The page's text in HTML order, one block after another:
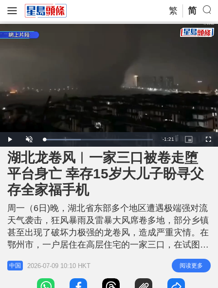
繁 简
P
l
a
y
U
n
m
u
L
o
a
d
e
d
.
9
R
e
m
n
n
-1:21
P
i
c
t
u
r
e
-
c
t
r
e
F
u
湖北龙卷风︱一家三口被卷走堕
平台身亡 幸存15岁大儿子盼寻父
存全家福手机
周一（6日)晚，湖北省东部多个地区遭遇极端强对流
天气袭击，狂风暴雨及雷暴大风席卷多地，部分乡镇
甚至出现了破坏力极强的龙卷风，造成严重灾情。在
鄂州市，一户居住在高层住宅的一家三口，在试图关
闭窗户时不幸被强风连人带窗卷出室外，坠楼身亡，
仅留下一名受伤的大儿子小熊（化名），境况令人唏
嘘。 悲剧发生后，全家唯一幸存的15岁小熊在网上
中国 2026-07-09 10:10 HKT 阅读更多